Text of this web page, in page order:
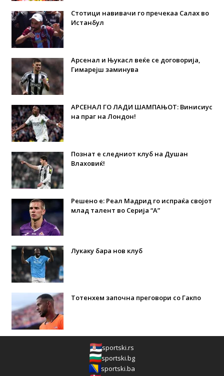
Стотици навивачи го пречекаа Салах во
Истанбул
Арсенал и Њукасл веќе се договорија,
Гимарејш заминува
АРСЕНАЛ ГО ЛАДИ ШАМПАЊОТ: Винисиус
на праг на Лондон!
Познат е следниот клуб на Душан
Влаховиќ!
Решено е: Реал Мадрид го испраќа својот
млад талент во Серија “А”
Лукаку бара нов клуб
Тотенхем започна преговори со Гакпо
sportski.rs
sportski.bg
sportski.ba